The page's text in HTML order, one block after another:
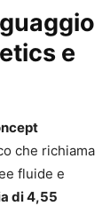
e
che richiama
fluide e
di 4,55